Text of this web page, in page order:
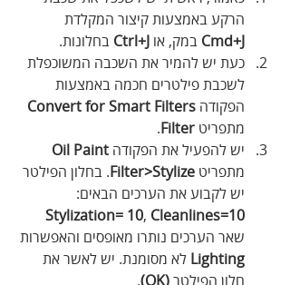
הרקע באמצעות קיצור המקלדת
Cmd+J במק, או Ctrl+J בחלונות.
כעת יש להמיר את השכבה המשוכפלת
לשכבת פילטרים חכמה באמצעות
הפקודה Convert for Smart Filters
מתפריט Filter
.
יש להפעיל את הפקודה Oil Paint
מתפריט Filter>Stylize. בחלון הפילטר
יש לקבוע את הערכים הבאים:
Stylization= 10, Cleanlines=10
שאר הערכים נותרו מאופסים והאפשרות
Lighting לא מסומנת. יש לאשר את
חלון הפילטר (OK)
.